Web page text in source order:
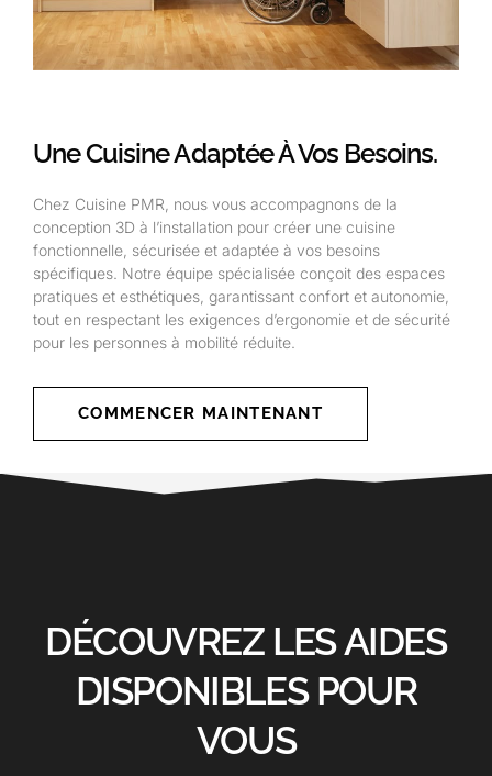
Une Cuisine Adaptée À Vos Besoins.
Chez Cuisine PMR, nous vous accompagnons de la
conception 3D à l’installation pour créer une cuisine
fonctionnelle, sécurisée et adaptée à vos besoins
spécifiques. Notre équipe spécialisée conçoit des espaces
pratiques et esthétiques, garantissant confort et autonomie,
tout en respectant les exigences d’ergonomie et de sécurité
pour les personnes à mobilité réduite.
COMMENCER MAINTENANT
DÉCOUVREZ LES AIDES
DISPONIBLES POUR
VOUS